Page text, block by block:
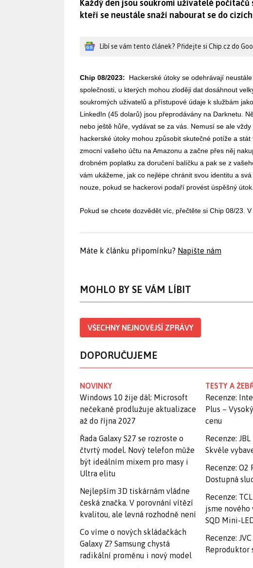
Každý den jsou soukromí uživatelé
kteří se neustále snaží nabourat se do
Líbí se vám tento článek? Přidejte si Chip.cz do
Chip 08/2023:
Hackerské útoky se odehrávají
společnosti, u kterých mohou zloději dat dosáhnout
soukromých uživatelů a přístupové údaje k službám
LinkedIn (45 dolarů) jsou přeprodávány na Darknetu.
nebo ještě hůře, vydávat se za vás. Nemusí se ale
hackerské útoky mohou způsobit skutečné potíže a
zmocní vašeho účtu na Amazonu a začne přes něj
drobném poplatku za doručení balíčku a pak se z
vám ukážeme, jak co nejlépe chránit svou identitu a
nouze, pokud se hackerovi podaří provést úspěšný útok.
Pokud se chcete dozvědět víc, přečtěte si Chip 08/23.
Máte k článku připomínku? Napište nám
MOHLO BY SE VÁM LÍBIT
VŠECHNY NEJNOVĚJŠÍ ZPRÁVY
DOPORUČUJEME
NOVINKY
Windows 10 žije dál: Microsoft
nečekaně prodlužuje aktualizace
až do října 2027
Řada Galaxy S27 se rozroste o
čtvrtý model. Nový telefon může
být ideálním mixem pro masy i
Ultra elitu
Nejlepším 3D tiskárnám vládne
česká značka. V porovnání vítězí
kvalitou, ale levná rozhodně není
Co víme o nových skládačkách
Galaxy Z? Samsung chystá
radikální proměnu i nový model
TESTY A
Recenze:
Plus –
cenu
Recenze:
Skvěle
Recenze: O2
Dostupná
Recenze:
jsme nového
SQD Mini-
Recenze:
Reproduktor